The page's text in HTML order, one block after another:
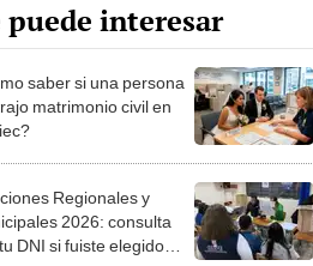
puede interesar
saber si una persona
matrimonio civil en
Regionales y
2026: consulta
DNI si fuiste elegido